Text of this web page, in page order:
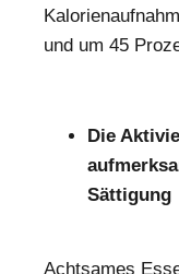
und um 45
Die
Sättigung
Achtsames